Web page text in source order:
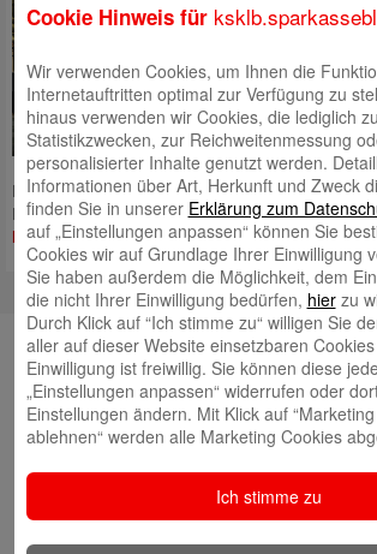
Leasing-
Radfahren
diesen
seit März
Deutschen Leasing und dem Markführer
Firmenkunden passende Dienstrad-Leasing-
lesen
Neueste Beiträge
Neuer Nachhaltigkeitsbericht jetzt
Landessieger: Besigheimer Schule ist
Energiesparmeister 2026
Neue Heimat für Mehlschwalben
Spatenstich für „grünes Herz“ von
Cookie Hinweis für
Wir verwenden Cookies, um Ihnen die
Internetauftritten optimal zur Verfügung zu
hinaus verwenden wir Cookies, die lediglich zu
Statistikzwecken, zur Reichweitenmessung
personalisierter Inhalte genutzt werden.
Informationen über Art, Herkunft und Zweck
finden Sie in unserer Erklärung zum
auf „Einstellungen anpassen“ können Sie
Cookies wir auf Grundlage Ihrer Einwilligung
Sie haben außerdem die Möglichkeit, dem
die nicht Ihrer Einwilligung bedürfen, hierzu
Durch Klick auf “Ich stimme zu“ willigen Sie
aller auf dieser Website einsetzbaren
Einwilligung ist freiwillig. Sie können diese
„Einstellungen anpassen“ widerrufen oder
Einstellungen ändern. Mit Klick auf
ablehnen“ werden alle Marketing Cookies
Ich stimme zu